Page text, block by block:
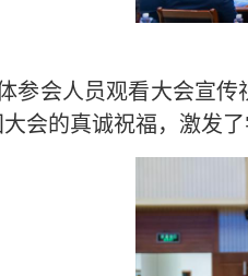
参会人员观看大会宣
会的真诚祝福，激发